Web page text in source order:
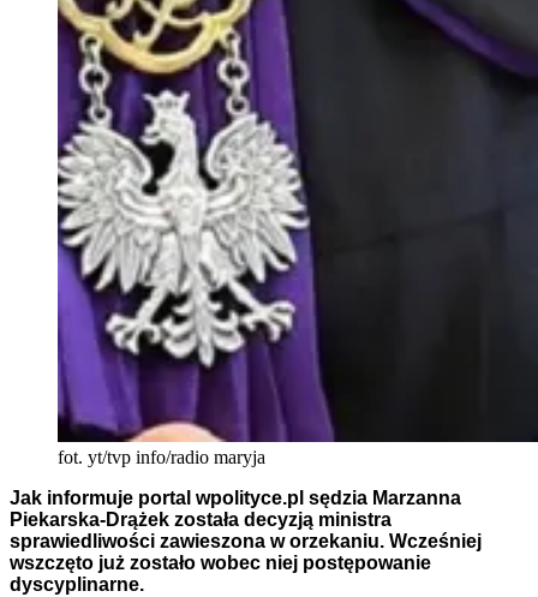
fot. yt/tvp info/radio maryja
Jak informuje portal wpolityce.pl sędzia Marzanna
Piekarska-Drążek została decyzją ministra
sprawiedliwości zawieszona w orzekaniu. Wcześniej
wszczęto już zostało wobec niej postępowanie
dyscyplinarne.